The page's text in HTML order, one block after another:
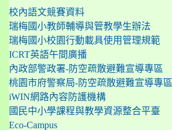
校內語文競賽資料
瑞梅國小教師輔導與管教學生辦法
瑞梅國小校園行動載具使用管理規範
ICRT英語午間廣播
內政部警政署-防空疏散避難宣導專區
桃園市府警察局-防空疏散避難宣導專區
iWIN網路內容防護機構
國民中小學課程與教學資源整合平臺
Eco-Campus